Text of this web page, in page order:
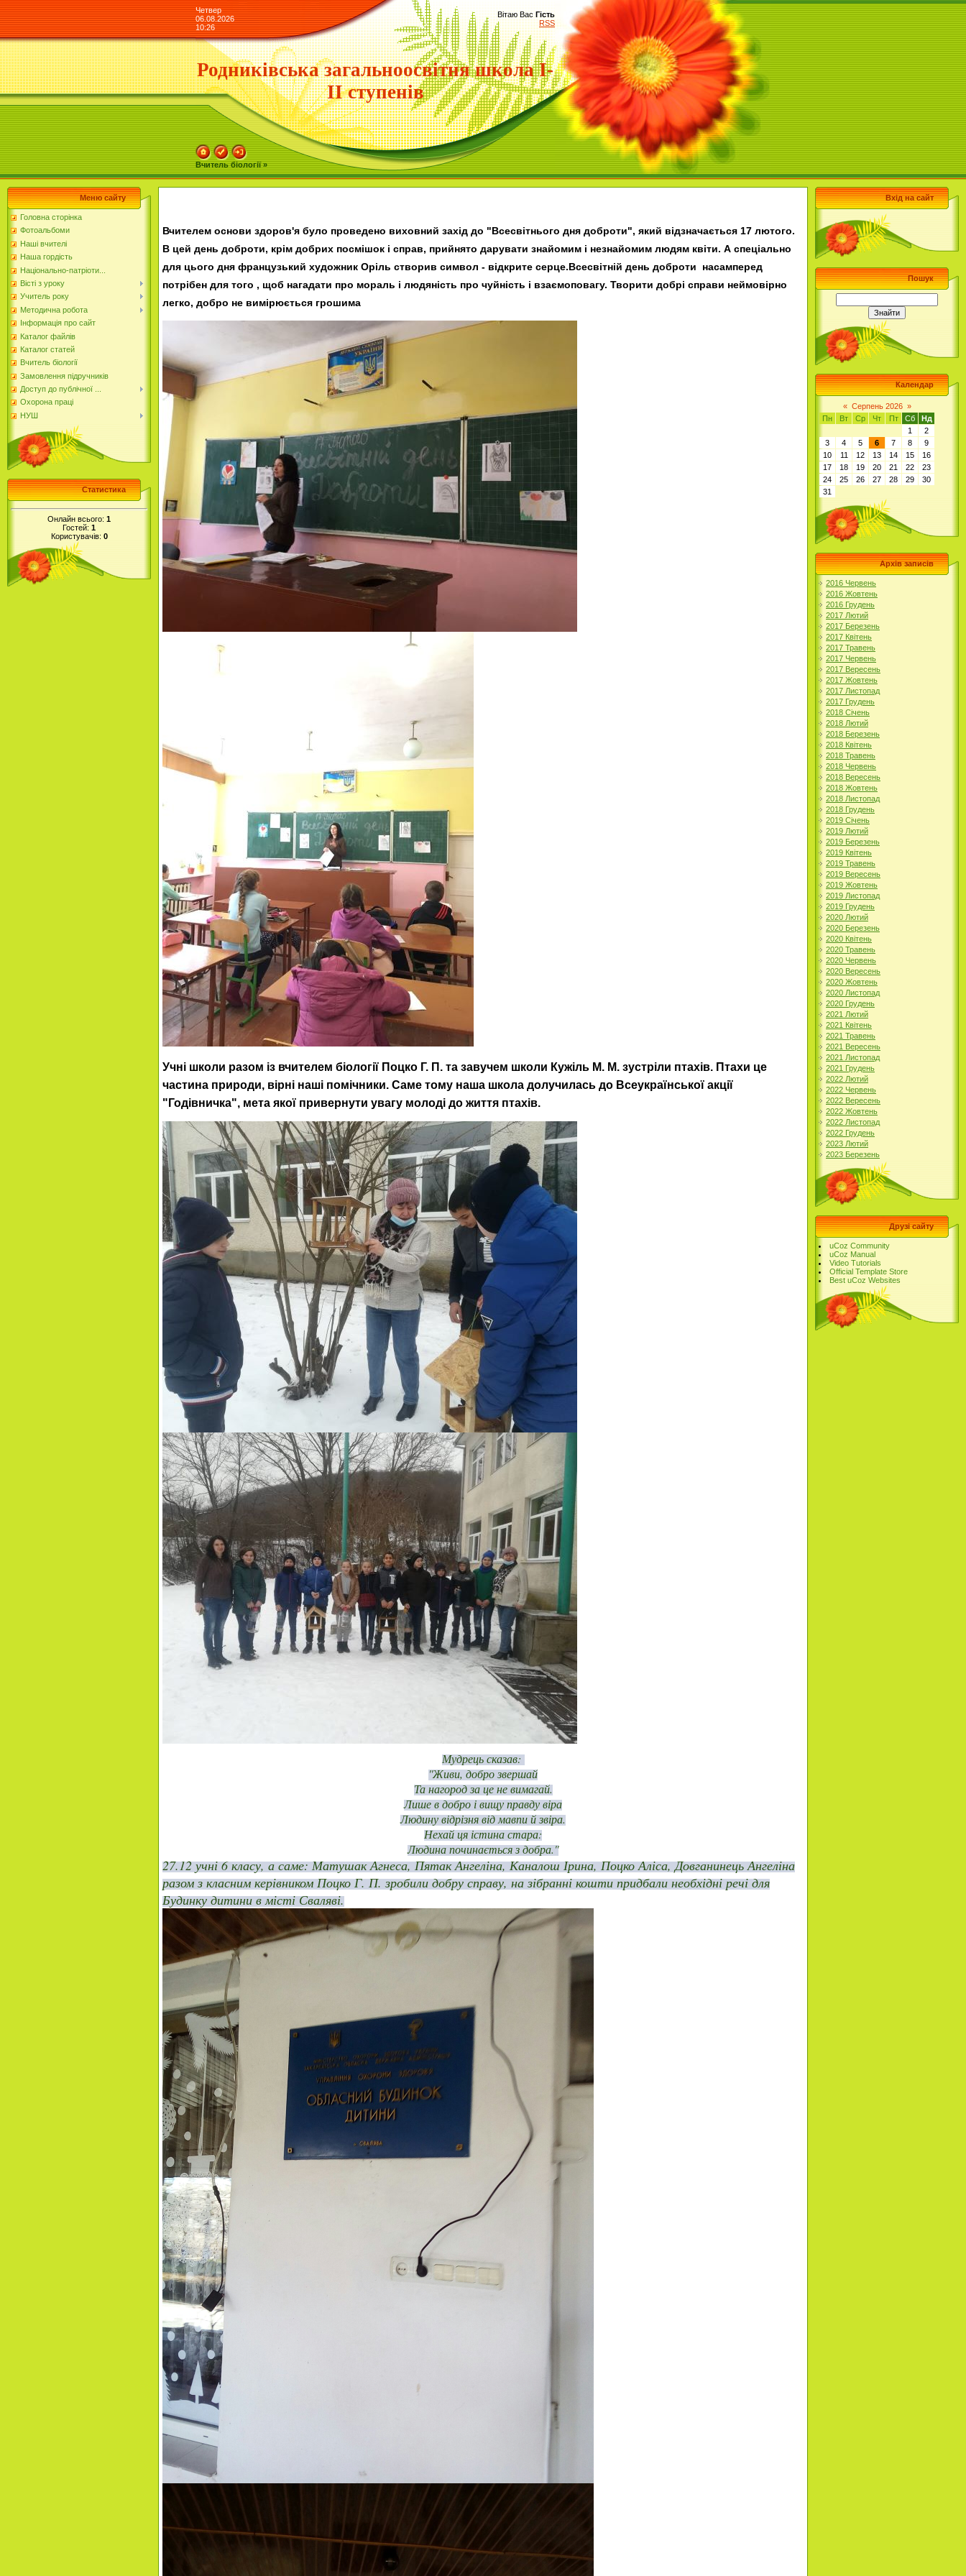
Четвер
06.08.2026
10:26
Вітаю Вас Гість
RSS
Родниківська загальноосвітня школа І-
ІІ ступенів
Вчитель біології »
Меню сайту
Головна сторінка
Фотоальбоми
Наші вчителі
Наша гордість
Національно-патріоти...
Вісті з уроку
Учитель року
Методична робота
Інформація про сайт
Каталог файлів
Каталог статей
Вчитель біології
Замовлення підручників
Доступ до публічної ...
Охорона праці
НУШ
Статистика
Онлайн всього: 1
Гостей: 1
Користувачів: 0
Вчителем основи здоров'я було проведено виховний захід до "Всесвітнього дня доброти", який відзначається 17 лютого.
В цей день доброти, крім добрих посмішок і справ, прийнято дарувати знайомим і незнайомим людям квіти. А спеціально
для цього дня французький художник Оріль створив символ - відкрите серце.Всесвітній день доброти насамперед
потрібен для того , щоб нагадати про мораль і людяність про чуйність і взаємоповагу. Творити добрі справи неймовірно
легко, добро не вимірюється грошима
Учні школи разом із вчителем біології Поцко Г. П. та завучем школи Кужіль М. М. зустріли птахів. Птахи це
частина природи, вірні наші помічники. Саме тому наша школа долучилась до Всеукраїнської акції
"Годівничка", мета якої привернути увагу молоді до життя птахів.
Мудрець сказав:
''Живи, добро звершай
Та нагород за це не вимагай.
Лише в добро і вищу правду віра
Людину відрізня від мавпи й звіра.
Нехай ця істина стара:
Людина починається з добра.''
27.12 учні 6 класу, а саме: Матушак Агнеса, Пятак Ангеліна, Каналош Ірина, Поцко Аліса, Довганинець Ангеліна
разом з класним керівником Поцко Г. П. зробили добру справу, на зібранні кошти придбали необхідні речі для
Будинку дитини в місті Сваляві.
Вхід на сайт
Пошук
Календар
« Серпень 2026 »
Пн
Вт Ср Чт Пт Сб
Нд
1
2
3
4 5 6 7 8
9
10
11 12 13 14 15
16
17
18 19 20 21 22
23
24
25 26 27 28 29
30
31
Архів записів
2016 Червень
2016 Жовтень
2016 Грудень
2017 Лютий
2017 Березень
2017 Квітень
2017 Травень
2017 Червень
2017 Вересень
2017 Жовтень
2017 Листопад
2017 Грудень
2018 Січень
2018 Лютий
2018 Березень
2018 Квітень
2018 Травень
2018 Червень
2018 Вересень
2018 Жовтень
2018 Листопад
2018 Грудень
2019 Січень
2019 Лютий
2019 Березень
2019 Квітень
2019 Травень
2019 Вересень
2019 Жовтень
2019 Листопад
2019 Грудень
2020 Лютий
2020 Березень
2020 Квітень
2020 Травень
2020 Червень
2020 Вересень
2020 Жовтень
2020 Листопад
2020 Грудень
2021 Лютий
2021 Квітень
2021 Травень
2021 Вересень
2021 Листопад
2021 Грудень
2022 Лютий
2022 Червень
2022 Вересень
2022 Жовтень
2022 Листопад
2022 Грудень
2023 Лютий
2023 Березень
Друзі сайту
uCoz Community
uCoz Manual
Video Tutorials
Official Template Store
Best uCoz Websites